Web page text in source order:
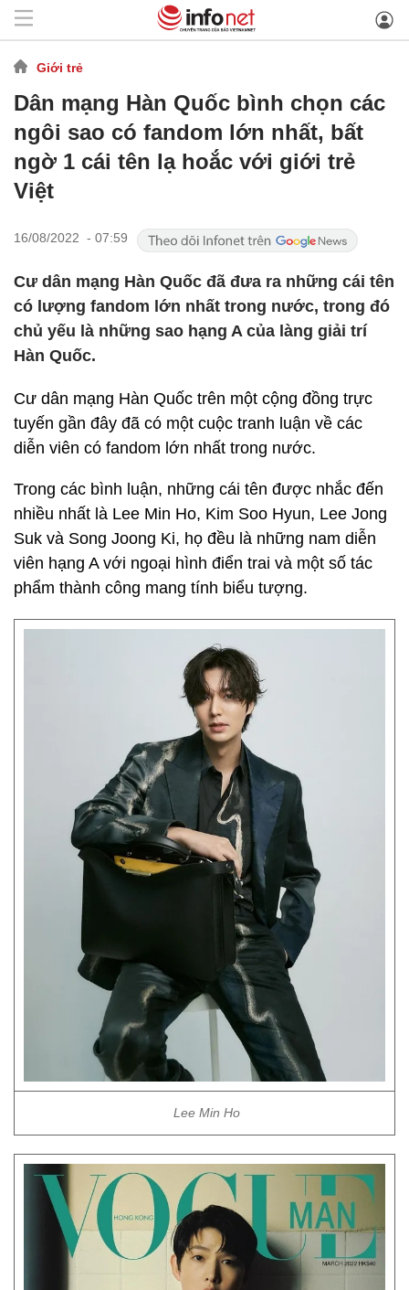
Giới trẻ
Dân mạng Hàn Quốc bình chọn các
ngôi sao có fandom lớn nhất, bất
ngờ 1 cái tên lạ hoắc với giới trẻ
Việt
16/08/2022 - 07:59
Cư dân mạng Hàn Quốc đã đưa ra những cái tên
có lượng fandom lớn nhất trong nước, trong đó
chủ yếu là những sao hạng A của làng giải trí
Hàn Quốc.
Cư dân mạng Hàn Quốc trên một cộng đồng trực
tuyến gần đây đã có một cuộc tranh luận về các
diễn viên có fandom lớn nhất trong nước.
Trong các bình luận, những cái tên được nhắc đến
nhiều nhất là Lee Min Ho, Kim Soo Hyun, Lee Jong
Suk và Song Joong Ki, họ đều là những nam diễn
viên hạng A với ngoại hình điển trai và một số tác
phẩm thành công mang tính biểu tượng.
Lee Min Ho